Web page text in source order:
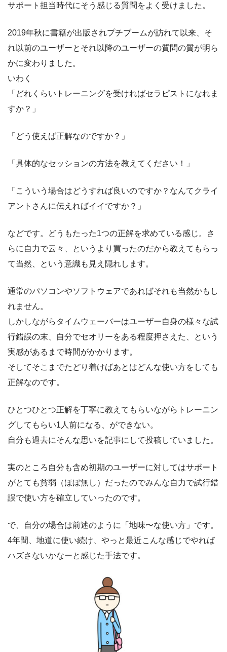
サポート担当時代にそう感じる質問をよく受けました。
2019年秋に書籍が出版されプチブームが訪れて以来、そ
れ以前のユーザーとそれ以降のユーザーの質問の質が明ら
かに変わりました。
いわく
「どれくらいトレーニングを受ければセラピストになれま
すか？」
「どう使えば正解なのですか？」
「具体的なセッションの方法を教えてください！」
「こういう場合はどうすれば良いのですか？なんてクライ
アントさんに伝えればイイですか？」
などです。どうもたった1つの正解を求めている感じ。さ
らに自力で云々、というより買ったのだから教えてもらっ
て当然、という意識も見え隠れします。
通常のパソコンやソフトウェアであればそれも当然かもし
れません。
しかしながらタイムウェーバーはユーザー自身の様々な試
行錯誤の末、自分でセオリーをある程度押さえた、という
実感があるまで時間がかかります。
そしてそこまでたどり着けばあとはどんな使い方をしても
正解なのです。
ひとつひとつ正解を丁寧に教えてもらいながらトレーニン
グしてもらい1人前になる、ができない。
自分も過去にそんな思いを記事にして投稿していました。
実のところ自分も含め初期のユーザーに対してはサポート
がとても貧弱（ほぼ無し）だったのでみんな自力で試行錯
誤で使い方を確立していったのです。
で、自分の場合は前述のように「地味〜な使い方」です。
4年間、地道に使い続け、やっと最近こんな感じでやれば
ハズさないかなーと感じた手法です。